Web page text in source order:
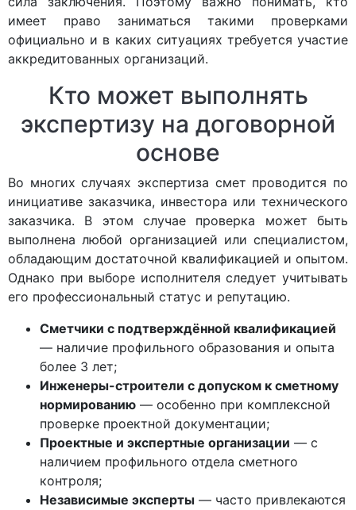
имеет право заниматься такими проверками
официально и в каких ситуациях требуется участие
аккредитованных организаций.
Кто может выполнять
экспертизу на договорной
основе
Во многих случаях экспертиза смет проводится по
инициативе заказчика, инвестора или технического
заказчика. В этом случае проверка может быть
выполнена любой организацией или специалистом,
обладающим достаточной квалификацией и опытом.
Однако при выборе исполнителя следует учитывать
его профессиональный статус и репутацию.
Сметчики с подтверждённой квалификацией
— наличие профильного образования и опыта
более 3 лет;
Инженеры-строители с допуском к сметному
нормированию — особенно при комплексной
проверке проектной документации;
Проектные и экспертные организации — с
наличием профильного отдела сметного
контроля;
Независимые эксперты — часто привлекаются